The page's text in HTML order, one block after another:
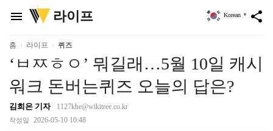
menu
위
키
리
라이프 share
Korean ▼
홈 라이프 퀴즈
‘ㅂㅉㅎㅇ’ 뭐길래…5월 10일 캐시
워크 돈버는퀴즈 오늘의 답은?
김희은 기자 1127khe@wikitree.co.kr
작성일 2026-05-10 10:48